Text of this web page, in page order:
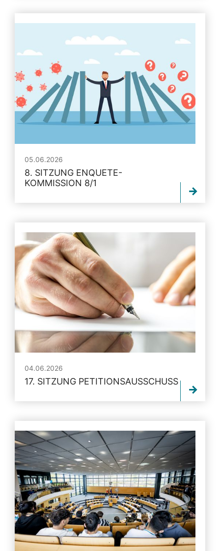
05.06.2026
8. SITZUNG ENQUETE-
KOMMISSION 8/1
04.06.2026
17. SITZUNG PETITIONSAUSSCHUSS